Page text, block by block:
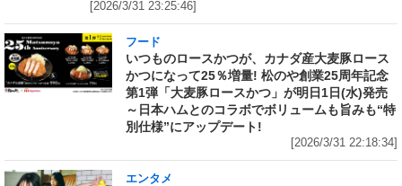
[2026/3/31 23:25:46]
フード
いつものロースかつが、カナダ産大麦豚ロース
かつになって25％増量! 松のや創業25周年記念
第1弾「大麦豚ロースかつ」が明日1日(水)発売
～日本ハムとのコラボでボリュームも旨みも“特
別仕様”にアップデート!
[2026/3/31 22:18:34]
エンタメ